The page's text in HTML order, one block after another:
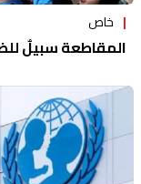
خاص
المقاطعة سبيلٌ